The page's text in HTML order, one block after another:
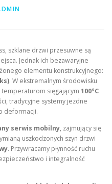
szklane drzwi przesuwne są
Jednak ich bezawaryjne
elementu konstrukcyjnego:
. W ekstremalnym środowisku
sięgającym 100°C
tradycyjne systemy jezdne
deformacji.
serwis mobilny, zajmujący się
uszkodzonych szyn drzwi
. Przywracamy płynność ruchu
i integralność